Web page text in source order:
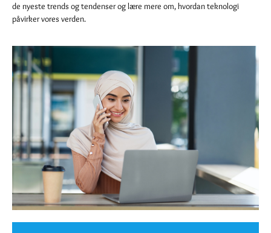
de nyeste trends og tendenser og lære mere om, hvordan teknologi
påvirker vores verden.